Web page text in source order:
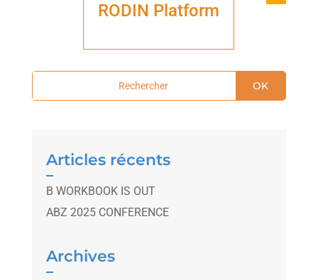
RODIN Platform
OK
Articles récents
B WORKBOOK IS OUT
ABZ 2025 CONFERENCE
Archives